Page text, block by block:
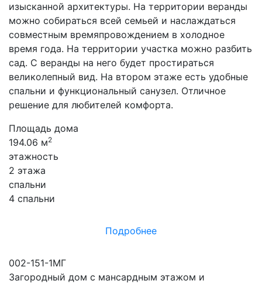
изысканной архитектуры. На территории веранды
можно собираться всей семьей и наслаждаться
совместным времяпровождением в холодное
время года. На территории участка можно разбить
сад. С веранды на него будет простираться
великолепный вид. На втором этаже есть удобные
спальни и функциональный санузел. Отличное
решение для любителей комфорта.
Площадь дома
194.06 м2
этажность
2 этажа
спальни
4 спальни
Подробнее
002-151-1МГ
Загородный дом с мансардным этажом и